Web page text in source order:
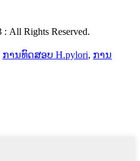
Rights Reserved.
ການທົດສອບ H.pylori, ການ